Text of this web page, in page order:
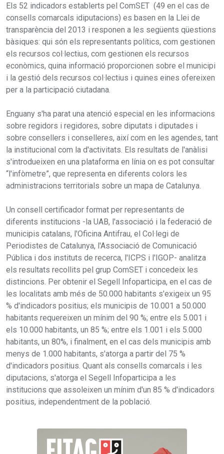
Els 52 indicadors establerts pel ComSET (49 en el cas de
consells comarcals idiputacions) es basen en la Llei de
transparència del 2013 i responen a les següents qüestions
bàsiques: qui són els representants polítics, com gestionen
els recursos col·lectius, com gestionen els recursos
econòmics, quina informació proporcionen sobre el municipi
i la gestió dels recursos col·lectius i quines eines ofereixen
per a la participació ciutadana.
Enguany s'ha parat una atenció especial en les informacions
sobre regidors i regidores, sobre diputats i diputades i
sobre consellers i conselleres, així com en les agendes, tant
la institucional com la d'activitats. Els resultats de l'anàlisi
s'introdueixen en una plataforma en línia on es pot consultar
“l'infòmetre”, que representa en diferents colors les
administracions territorials sobre un mapa de Catalunya.
Un consell certificador format per representants de
diferents institucions -la UAB, l'associació i la federació de
municipis catalans, l'Oficina Antifrau, el Col·legi de
Periodistes de Catalunya, l'Associació de Comunicació
Pública i dos instituts de recerca, l'ICPS i l'IGOP- analitza
els resultats recollits pel grup ComSET i concedeix les
distincions. Per obtenir el Segell Infoparticipa, en el cas de
les localitats amb més de 50.000 habitants s'exigeix un 95
% d'indicadors positius; els municipis de 10.001 a 50.000
habitants requereixen un mínim del 90 %; entre els 5.001 i
els 10.000 habitants, un 85 %; entre els 1.001 i els 5.000
habitants, un 80%, i finalment, en el cas dels municipis amb
menys de 1.000 habitants, s'atorga a partir del 75 %
d'indicadors positius. Quant als consells comarcals i les
diputacions, s'atorga el Segell Infoparticipa a les
institucions que assoleixen un mínim d'un 85 % d'indicadors
positius, independentment de la població.